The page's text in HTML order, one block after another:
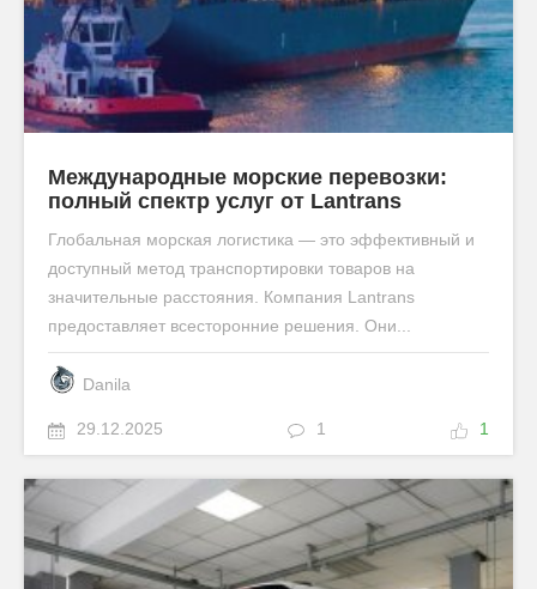
Международные морские перевозки:
полный спектр услуг от Lantrans
Глобальная морская логистика — это эффективный и
доступный метод транспортировки товаров на
значительные расстояния. Компания Lantrans
предоставляет всесторонние решения. Они...
Danila
29.12.2025 1 1